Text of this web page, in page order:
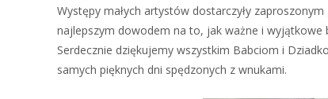
Występy małych artystów dostarczyły
najlepszym dowodem na to, jak ważne i wyjątkowe
Serdecznie dziękujemy wszystkim Babciom i
samych pięknych dni spędzonych z wnukami.